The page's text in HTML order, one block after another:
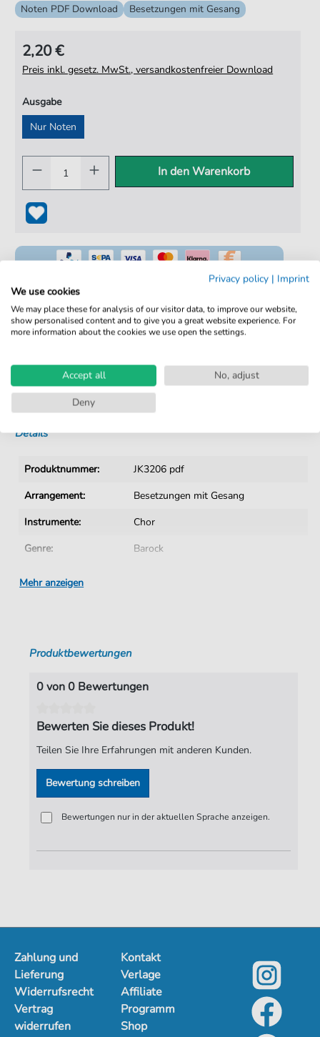
Noten PDF Download Besetzungen mit Gesang
2,20 €
Preis inkl. gesetz. MwSt., versandkostenfreier Download
Ausgabe
Nur Noten
In den Warenkorb
100% Legal & Lizenziert
Kein Abo. Fairer Einzelkauf.
Sofortiger Download nach Kauf
Details
Produktnummer:
JK3206 pdf
Arrangement:
Besetzungen mit Gesang
Instrumente:
Chor
Genre:
Barock
Chor:
Tonart:
Autoren:
Telemann
Verlag:
Jürgen Knuth
Mehr anzeigen
Produktbewertungen
0 von 0 Bewertungen
Bewerten Sie dieses Produkt!
Teilen Sie Ihre Erfahrungen mit anderen Kunden.
Bewertung schreiben
Bewertungen nur in der aktuellen Sprache anzeigen.
Zahlung und
Lieferung
Widerrufsrecht
Vertrag
widerrufen
Kontakt
Verlage
Affiliate
Programm
Shop
Privacy policy | Imprint
We use cookies
We may place these for analysis of our visitor data, to improve our website,
show personalised content and to give you a great website experience. For
more information about the cookies we use open the settings.
Accept all
No, adjust
Deny